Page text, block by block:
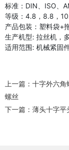
标准：DIN、ISO、
等级：4.8，8.8，
产品包装：塑料袋+
生产机型: 拉丝机，
适用范围: 机械紧固
上一篇： 十字外六角
螺丝
下一篇： 薄头十字平